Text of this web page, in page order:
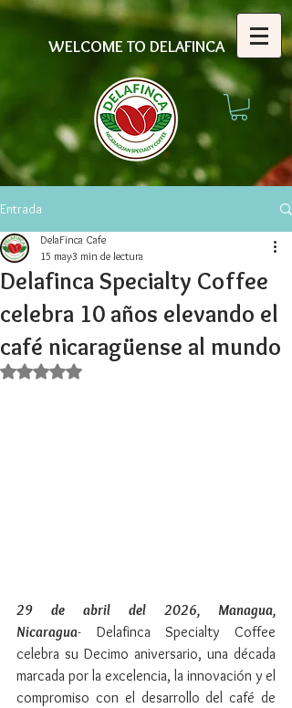
WELCOME TO DELAFINCA
Entrada
Delafinca Specialty Coffee
celebra 10 años elevando el
café nicaragüense al mundo
DelaFinca Cafe
15 may3 min de lectura
Obtuvo NaN de 5 estrellas.
29 de abril del 2026, Managua,
Nicaragua- Delafinca Specialty Coffee
celebra su Decimo aniversario, una década
marcada por la excelencia, la innovación y el
compromiso con el desarrollo del café de